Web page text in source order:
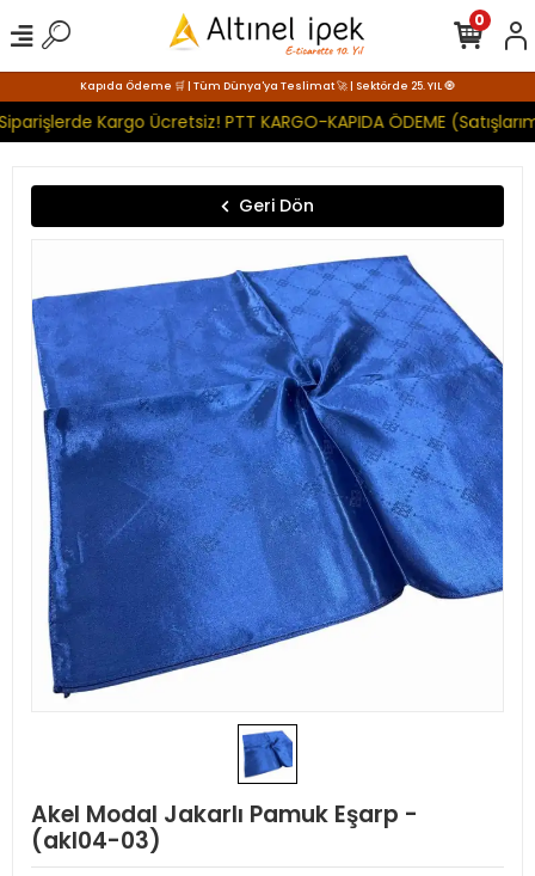
Kapıda Ödeme 🛒 | Tüm Dünya'ya Teslimat 🚀 | Sektörde 25. YIL 🧿
Kargo Ücretsiz! PTT KARGO-KAPIDA ÖDEME
0
Geri Dön
Akel Modal Jakarlı Pamuk Eşarp -
(akl04-03)